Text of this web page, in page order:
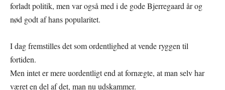
forladt politik, men var også med i de gode Bjerregaard år og
nød godt af hans popularitet.
I dag fremstilles det som ordentlighed at vende ryggen til
fortiden.
Men intet er mere uordentligt end at fornægte, at man selv har
været en del af det, man nu udskammer.